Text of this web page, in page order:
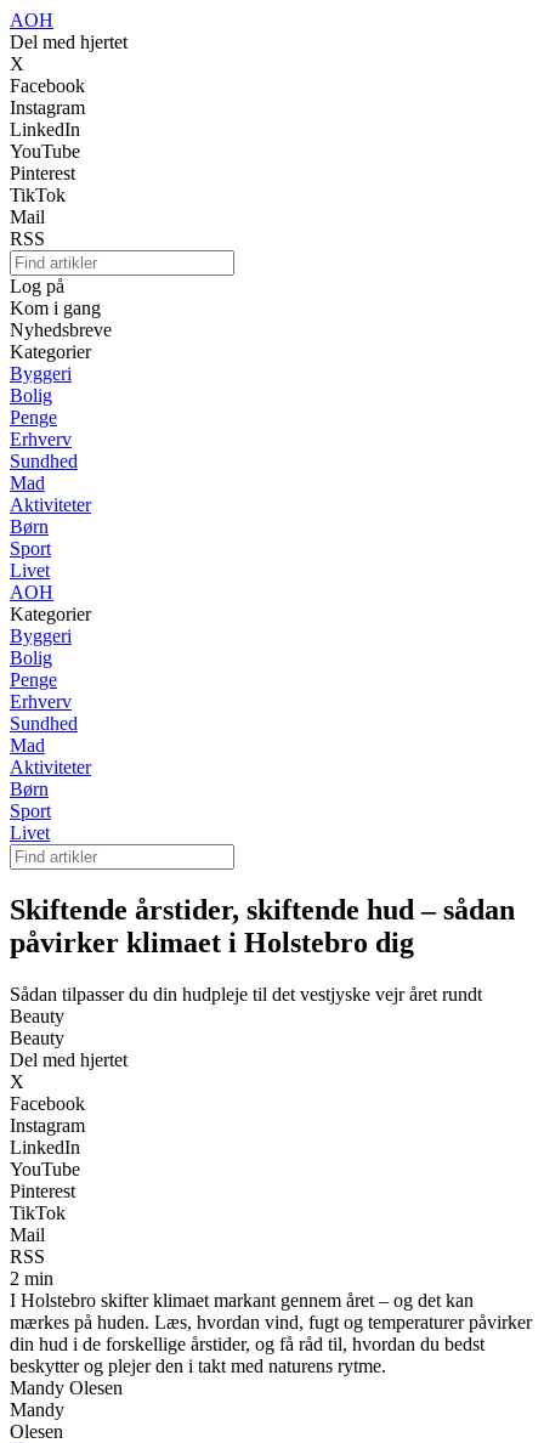
AOH
Del med hjertet
X
Facebook
Instagram
LinkedIn
YouTube
Pinterest
TikTok
Mail
RSS
Log på
Kom i gang
Nyhedsbreve
Kategorier
Byggeri
Bolig
Penge
Erhverv
Sundhed
Mad
Aktiviteter
Børn
Sport
Livet
AOH
Kategorier
Byggeri
Bolig
Penge
Erhverv
Sundhed
Mad
Aktiviteter
Børn
Sport
Livet
Skiftende årstider, skiftende hud – sådan
påvirker klimaet i Holstebro dig
Sådan tilpasser du din hudpleje til det vestjyske vejr året rundt
Beauty
Beauty
Del med hjertet
X
Facebook
Instagram
LinkedIn
YouTube
Pinterest
TikTok
Mail
RSS
2 min
I Holstebro skifter klimaet markant gennem året – og det kan
mærkes på huden. Læs, hvordan vind, fugt og temperaturer påvirker
din hud i de forskellige årstider, og få råd til, hvordan du bedst
beskytter og plejer den i takt med naturens rytme.
Mandy Olesen
Mandy
Olesen